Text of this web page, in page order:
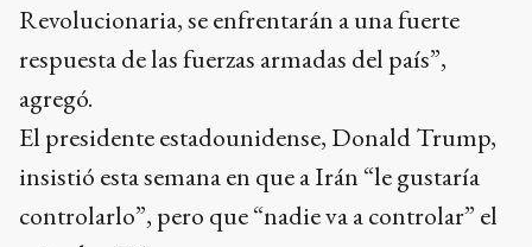
Revolucionaria, se enfrentarán a una fuerte
respuesta de las fuerzas armadas del país”,
agregó.
El presidente estadounidense, Donald Trump,
insistió esta semana en que a Irán “le gustaría
controlarlo”, pero que “nadie va a controlar” el